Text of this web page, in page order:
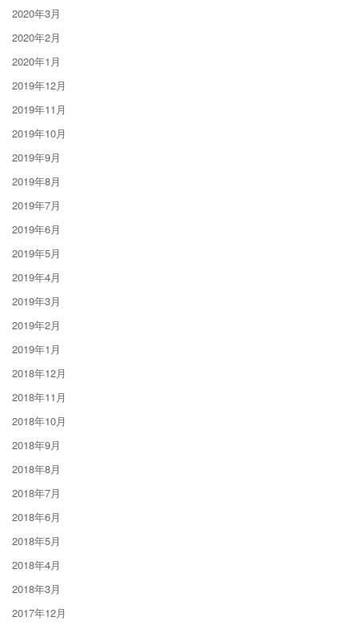
2020年3月
2020年2月
2020年1月
2019年12月
2019年11月
2019年10月
2019年9月
2019年8月
2019年7月
2019年6月
2019年5月
2019年4月
2019年3月
2019年2月
2019年1月
2018年12月
2018年11月
2018年10月
2018年9月
2018年8月
2018年7月
2018年6月
2018年5月
2018年4月
2018年3月
2017年12月